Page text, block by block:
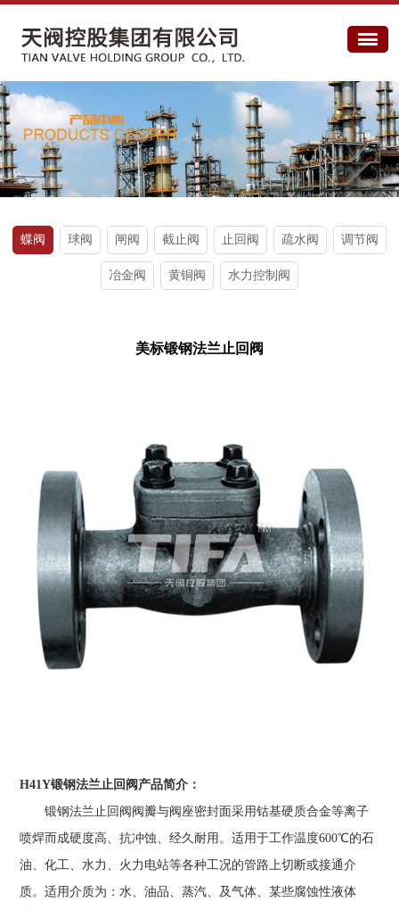
蝶阀 球阀 闸阀 截止阀 止回阀 疏水阀 调节阀
冶金阀 黄铜阀 水力控制阀
美标锻钢法兰止回阀
H41Y锻钢法兰止回阀产品简介：
锻钢法兰止回阀阀瓣与阀座密封面采用钴基硬质合金等离子
喷焊而成硬度高、抗冲蚀、经久耐用。适用于工作温度600℃的石
油、化工、水力、火力电站等各种工况的管路上切断或接通介
质。适用介质为：水、油品、蒸汽、及气体、某些腐蚀性液体